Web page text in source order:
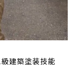
建築塗装技能